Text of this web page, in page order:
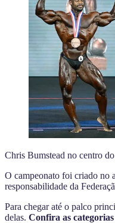
Chris Bumstead no centro
O campeonato foi criado no
responsabilidade da
Para chegar até o palco
delas. Confira as